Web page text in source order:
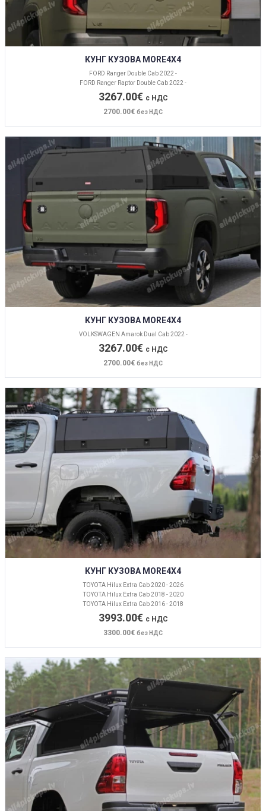
КУНГ КУЗОВА MORE4X4
FORD Ranger Double Cab 2022 -
FORD Ranger Raptor Double Cab 2022 -
3267.00€ с НДС
2700.00€ без НДС
КУНГ КУЗОВА MORE4X4
VOLKSWAGEN Amarok Dual Cab 2022 -
3267.00€ с НДС
2700.00€ без НДС
КУНГ КУЗОВА MORE4X4
TOYOTA Hilux Extra Cab 2020 - 2026
TOYOTA Hilux Extra Cab 2018 - 2020
TOYOTA Hilux Extra Cab 2016 - 2018
3993.00€ с НДС
3300.00€ без НДС